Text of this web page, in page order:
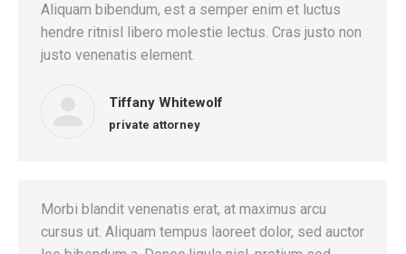
Aliquam bibendum, est a semper enim et luctus
hendre ritnisl libero molestie lectus. Cras justo non
justo venenatis element.
Tiffany Whitewolf
private attorney
Morbi blandit venenatis erat, at maximus arcu
cursus ut. Aliquam tempus laoreet dolor, sed auctor